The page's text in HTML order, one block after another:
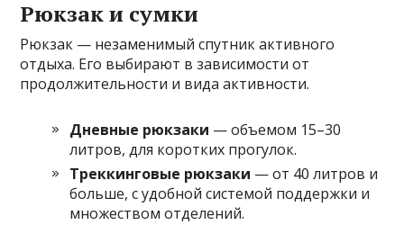
Рюкзак и сумки
Рюкзак — незаменимый спутник активного
отдыха. Его выбирают в зависимости от
продолжительности и вида активности.
Дневные рюкзаки — объемом 15–30
литров, для коротких прогулок.
Треккинговые рюкзаки — от 40 литров и
больше, с удобной системой поддержки и
множеством отделений.